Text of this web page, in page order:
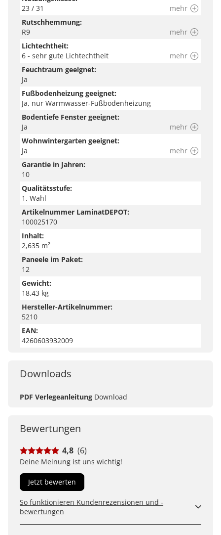
23 / 31
mehr
Rutschhemmung:
R9
mehr
Lichtechtheit:
6 - sehr gute Lichtechtheit
mehr
Feuchtraum geeignet:
Ja
Fußbodenheizung geeignet:
Ja, nur Warmwasser-Fußbodenheizung
Bodentiefe Fenster geeignet:
Ja
mehr
Wohnwintergarten geeignet:
Ja
mehr
Garantie in Jahren:
10
Qualitätsstufe:
1. Wahl
Artikelnummer LaminatDEPOT:
100025170
Inhalt:
2,635 m²
Paneele im Paket:
12
Gewicht:
18,43 kg
Hersteller-Artikelnummer:
5210
EAN:
4260603932009
Downloads
PDF Verlegeanleitung Download
Bewertungen
4,8 (6)
Deine Meinung ist uns wichtig!
Jetzt bewerten
So funktionieren Kundenrezensionen und -
bewertungen